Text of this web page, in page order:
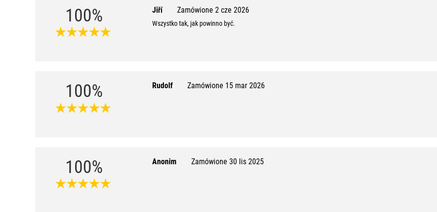
100% Jiří Zamówione 2 cze 2026
Wszystko tak, jak powinno być.
100% Rudolf Zamówione 15 mar 2026
100% Anonim Zamówione 30 lis 2025